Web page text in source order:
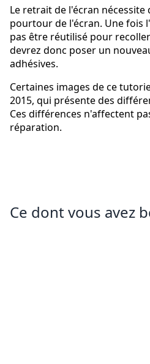
Le retrait de l'écran
pourtour de l'écran. Une fois
pas être réutilisé pour
devrez donc poser un
adhésives.
Certaines images de ce
2015, qui présente des
Ces différences n'affectent
réparation.
Ce dont vous avez